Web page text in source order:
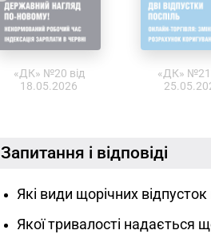
«ДК» №20 від
18.05.2026
«ДК» №21
Запитання і відповіді
Які види щорічних
Якої тривалості надається